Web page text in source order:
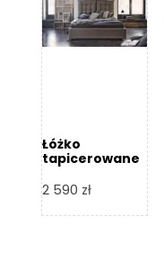
Łóżko
tapicerowane
Design
2 590 zł